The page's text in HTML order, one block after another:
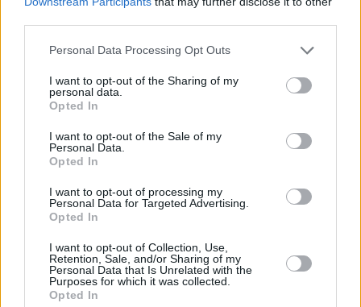
Please note that this website/app uses one or more Google
not limited to your visit or usage behaviour. You may click to
grant or deny consent to Google and its third-party tags to
use your data for below specified purposes in below Google
consent section.
Personal Data Processing Opt Outs
I want to opt-out of the Sharing of my
personal data.
Opted In
I want to opt-out of the Sale of my
Personal Data.
Opted In
I want to opt-out of processing my
Personal Data for Targeted Advertising.
Opted In
I want to opt-out of Collection, Use,
Retention, Sale, and/or Sharing of my
Personal Data that Is Unrelated with the
Purposes for which it was collected.
Opted In
Staks: Πώς μια cool καντίνα προσγειώθηκε (και
ρίζωσε) σε ένα αθέατο οικόπεδο στην Ανάβυσσο
Από brunch μέχρι δείπνο δίπλα